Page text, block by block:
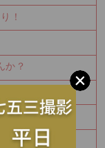
！
か？
すすめです
り中です